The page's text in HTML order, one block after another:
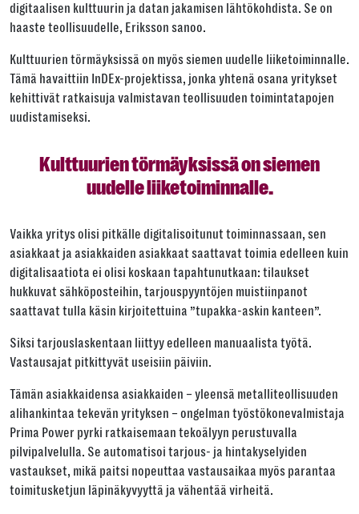
digitaalisen kulttuurin ja datan jakamisen lähtökohdista. Se on
haaste teollisuudelle, Eriksson sanoo.
Kulttuurien törmäyksissä on myös siemen uudelle liiketoiminnalle.
Tämä havaittiin InDEx-projektissa, jonka yhtenä osana yritykset
kehittivät ratkaisuja valmistavan teollisuuden toimintatapojen
uudistamiseksi.
Kulttuurien törmäyksissä on siemen
uudelle liiketoiminnalle.
Vaikka yritys olisi pitkälle digitalisoitunut toiminnassaan, sen
asiakkaat ja asiakkaiden asiakkaat saattavat toimia edelleen kuin
digitalisaatiota ei olisi koskaan tapahtunutkaan: tilaukset
hukkuvat sähköposteihin, tarjouspyyntöjen muistiinpanot
saattavat tulla käsin kirjoitettuina ”tupakka-askin kanteen”.
Siksi tarjouslaskentaan liittyy edelleen manuaalista työtä.
Vastausajat pitkittyvät useisiin päiviin.
Tämän asiakkaidensa asiakkaiden – yleensä metalliteollisuuden
alihankintaa tekevän yrityksen – ongelman työstökonevalmistaja
Prima Power pyrki ratkaisemaan tekoälyyn perustuvalla
pilvipalvelulla. Se automatisoi tarjous- ja hintakyselyiden
vastaukset, mikä paitsi nopeuttaa vastausaikaa myös parantaa
toimitusketjun läpinäkyvyyttä ja vähentää virheitä.